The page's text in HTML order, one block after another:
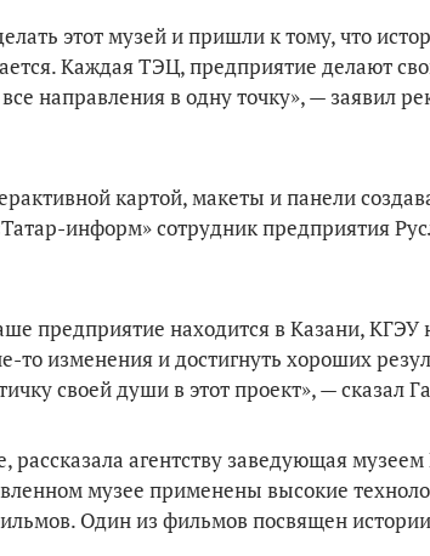
этот музей и пришли к тому, что
Каждая ТЭЦ, предприятие делают
направления в одну точку», — заявил
картой, макеты и панели
информ» сотрудник предприятия
предприятие находится в Казани, КГЭУ
изменения и достигнуть хороших
своей души в этот проект», — сказал
агентству заведующая музеем
музее применены высокие
Один из фильмов посвящен истории